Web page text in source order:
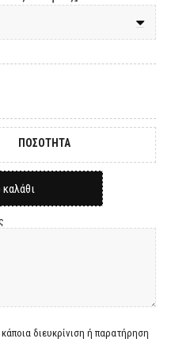
ΠΟΣΟΤΗΤΑ
διευκρίνιση ή παρατήρηση